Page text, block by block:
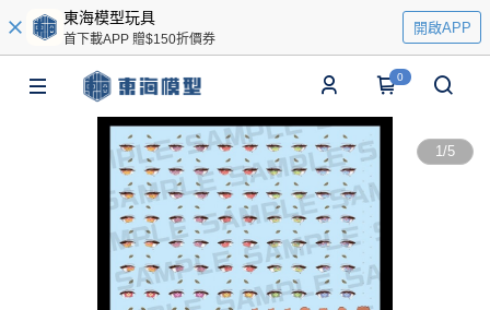
東海模型玩具
首下載APP 贈$150折價券
開啟APP
0
1/5